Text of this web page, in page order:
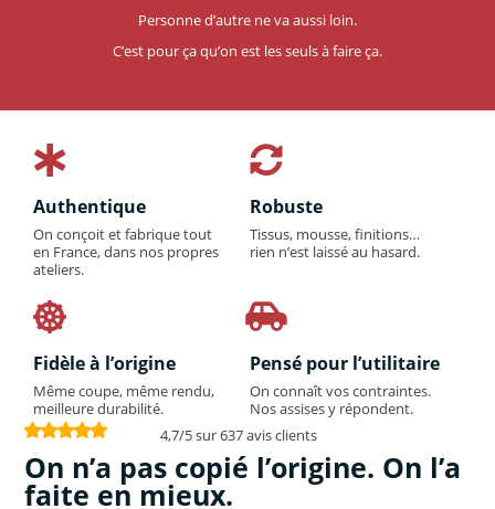
Personne d’autre ne va aussi loin.
C’est pour ça qu’on est les seuls à faire ça.
Authentique
On conçoit et fabrique tout
en France, dans nos propres
ateliers.
Robuste
Tissus, mousse, finitions…
rien n’est laissé au hasard.
Fidèle à l’origine
Même coupe, même rendu,
meilleure durabilité.
Pensé pour l’utilitaire
On connaît vos contraintes.
Nos assises y répondent.
4,7/5 sur 637 avis clients
On n’a pas copié l’origine. On l’a
faite en mieux.